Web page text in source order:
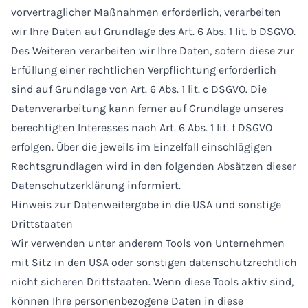
vorvertraglicher Maßnahmen erforderlich, verarbeiten
wir Ihre Daten auf Grundlage des Art. 6 Abs. 1 lit. b DSGVO.
Des Weiteren verarbeiten wir Ihre Daten, sofern diese zur
Erfüllung einer rechtlichen Verpflichtung erforderlich
sind auf Grundlage von Art. 6 Abs. 1 lit. c DSGVO. Die
Datenverarbeitung kann ferner auf Grundlage unseres
berechtigten Interesses nach Art. 6 Abs. 1 lit. f DSGVO
erfolgen. Über die jeweils im Einzelfall einschlägigen
Rechtsgrundlagen wird in den folgenden Absätzen dieser
Datenschutzerklärung informiert.
Hinweis zur Datenweitergabe in die USA und sonstige
Drittstaaten
Wir verwenden unter anderem Tools von Unternehmen
mit Sitz in den USA oder sonstigen datenschutzrechtlich
nicht sicheren Drittstaaten. Wenn diese Tools aktiv sind,
können Ihre personenbezogene Daten in diese